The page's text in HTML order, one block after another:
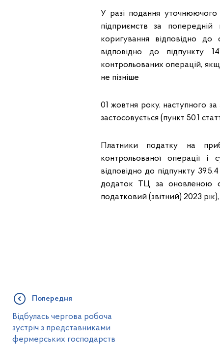
У разі подання уточнюючого
підприємств за
коригування відповідно
відповідно до підпункту
контрольованих операцій,
не пізніше
01 жовтня року, наступного
застосовується (пункт 50.1
Платники податку на
контрольованої операції і
відповідно до підпункту
додаток ТЦ за оновленою
податковий (звітний) 2023
Попередня
Відбулась чергова робоча
зустріч з представниками
фермерських господарств